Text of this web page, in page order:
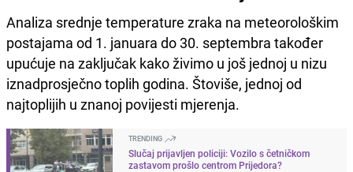
Analiza srednje temperature zraka na meteorološkim
postajama od 1. januara do 30. septembra također
upućuje na zaključak kako živimo u još jednoj u nizu
iznadprosječno toplih godina. Štoviše, jednoj od
najtoplijih u znanoj povijesti mjerenja.
TRENDING
Slučaj prijavljen policiji: Vozilo s četničkom
zastavom prošlo centrom Prijedora?